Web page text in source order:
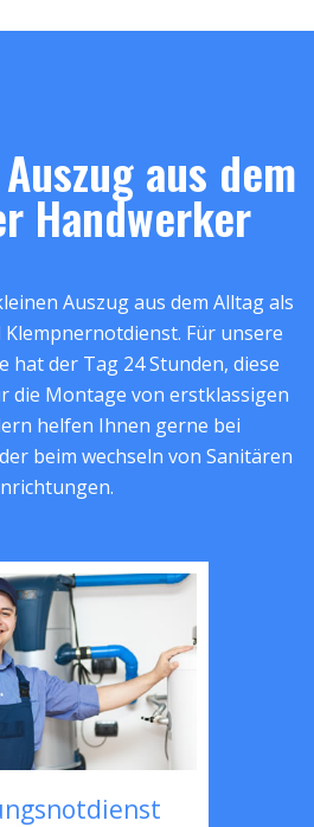
aus dem
Handwerker
Auszug aus dem Alltag als
Für unsere
der Tag 24 Stunden, diese
die Montage von erstklassigen
helfen Ihnen gerne bei
beim wechseln von Sanitären